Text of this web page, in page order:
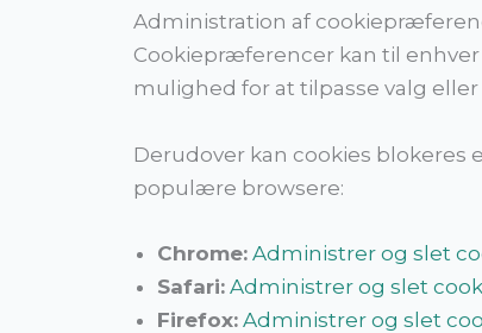
Administration af
Cookiepræferencer kan til
mulighed for at tilpasse valg
Derudover kan cookies
populære browsere:
Chrome: Administrer og slet
Safari: Administrer og slet
Firefox: Administrer og slet